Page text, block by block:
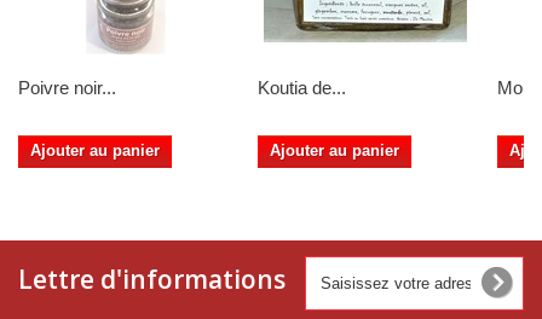
Poivre noir...
Ajouter au panier
Koutia de...
Ajouter au panier
Lettre d'informations